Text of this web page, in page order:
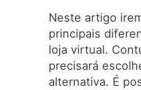
Neste artigo
principais
loja virtual.
precisará
alternativa. É